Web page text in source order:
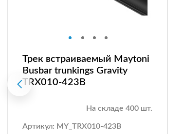
Трек встраиваемый Maytoni
Busbar trunkings Gravity
TRX010-423B
На складе 400 шт.
Артикул: MY_TRX010-423B